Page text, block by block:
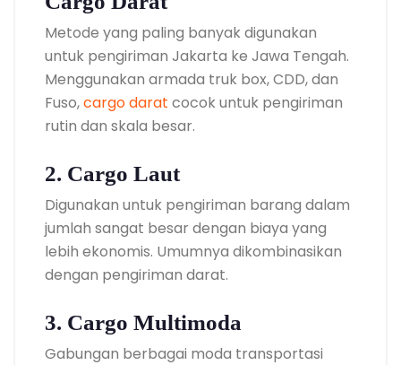
Metode yang paling banyak digunakan
untuk pengiriman Jakarta ke Jawa Tengah.
Menggunakan armada truk box, CDD, dan
Fuso,cargo darat cocok untuk pengiriman
rutin dan skala besar.
2. Cargo Laut
Digunakan untuk pengiriman barang dalam
jumlah sangat besar dengan biaya yang
lebih ekonomis. Umumnya dikombinasikan
dengan pengiriman darat.
3. Cargo Multimoda
Gabungan berbagai moda transportasi